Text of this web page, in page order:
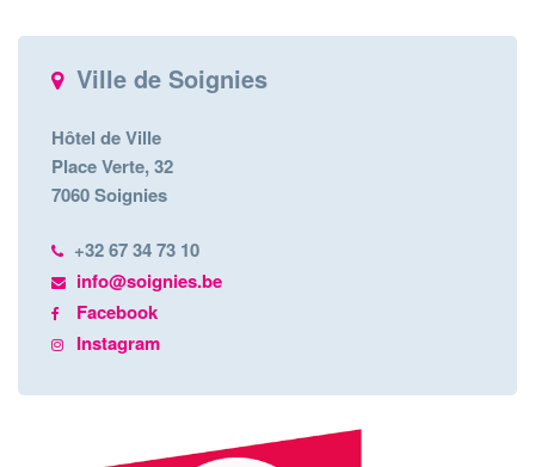
Ville de Soignies
Hôtel de Ville
Place Verte, 32
7060 Soignies
+32 67 34 73 10
info@soignies.be
Facebook
Instagram